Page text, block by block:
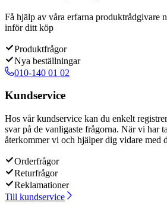
Få hjälp av våra erfarna produktrådgivare
inför ditt köp
Produktfrågor
Nya beställningar
010-140 01 02
Kundservice
Hos vår kundservice kan du enkelt
svar på de vanligaste frågorna. När vi har
återkommer vi och hjälper dig vidare med
Orderfrågor
Returfrågor
Reklamationer
Till kundservice